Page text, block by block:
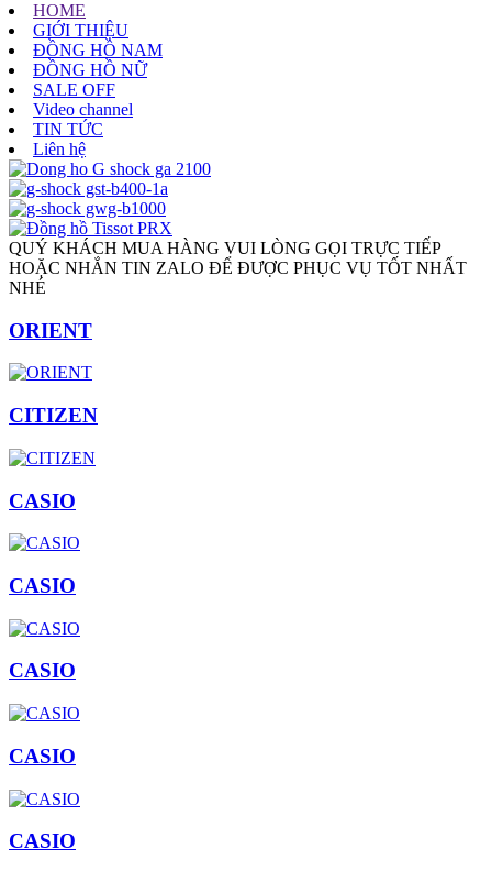
HOME
GIỚI THIỆU
ĐỒNG HỒ NAM
ĐỒNG HỒ NỮ
SALE OFF
Video channel
TIN TỨC
Liên hệ
QUÝ KHÁCH MUA HÀNG VUI LÒNG GỌI TRỰC TIẾP
HOẶC NHẮN TIN ZALO ĐỂ ĐƯỢC PHỤC VỤ TỐT NHẤT
NHÉ
ORIENT
CITIZEN
CASIO
CASIO
CASIO
CASIO
CASIO